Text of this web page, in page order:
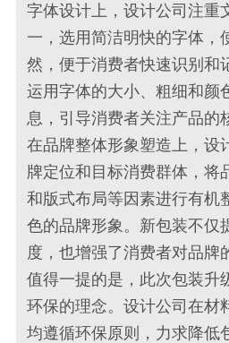
字体设计上，设计公司注重
一，选用简洁明快的字体，
然，便于消费者快速识别和
运用字体的大小、粗细和颜
息，引导消费者关注产品的
在品牌整体形象塑造上，设
牌定位和目标消费群体，将
和版式布局等因素进行有机
色的品牌形象。新包装不仅
度，也增强了消费者对品牌
值得一提的是，此次包装升
环保的理念。设计公司在材
均遵循环保原则，力求降低